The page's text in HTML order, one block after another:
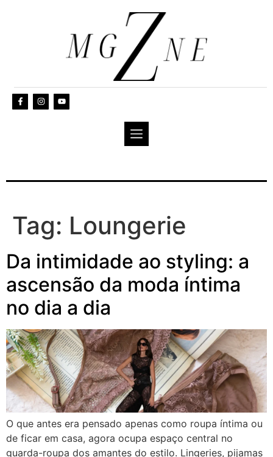
Tag: Loungerie
Da intimidade ao styling: a
ascensão da moda íntima
no dia a dia
O que antes era pensado apenas como roupa íntima ou
de ficar em casa, agora ocupa espaço central no
guarda-roupa dos amantes do estilo. Lingeries, pijamas